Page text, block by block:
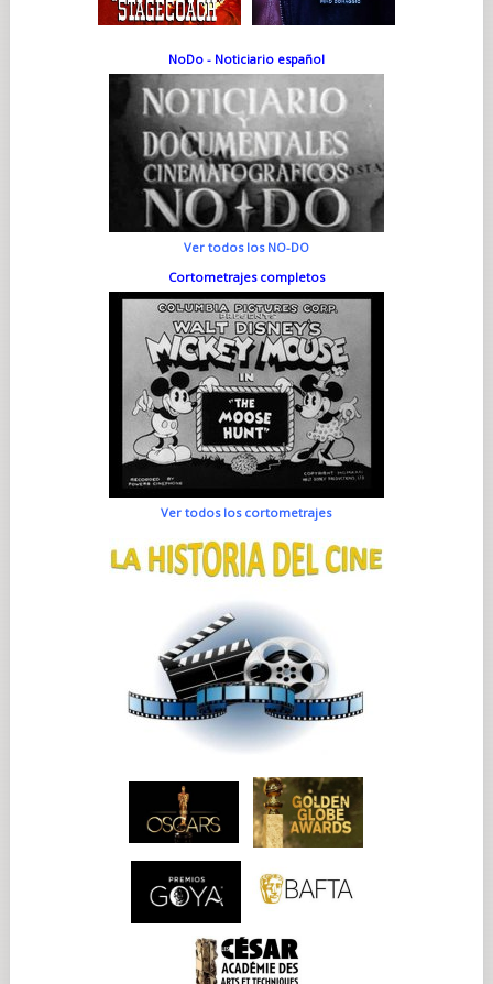
NoDo - Noticiario español
Ver todos los NO-DO
Cortometrajes completos
Ver todos los cortometrajes